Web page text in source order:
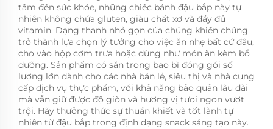
tâm đến sức khỏe, những chiếc bánh đậu bắp này tự
nhiên không chứa gluten, giàu chất xơ và đầy đủ
vitamin. Dạng thanh nhỏ gọn của chúng khiến chúng
trở thành lựa chọn lý tưởng cho việc ăn nhẹ bất cứ đâu,
cho vào hộp cơm trưa hoặc dùng như món ăn kèm bổ
dưỡng. Sản phẩm có sẵn trong bao bì đóng gói số
lượng lớn dành cho các nhà bán lẻ, siêu thị và nhà cung
cấp dịch vụ thực phẩm, với khả năng bảo quản lâu dài
mà vẫn giữ được độ giòn và hương vị tươi ngon vượt
trội. Hãy thưởng thức sự thuần khiết và tốt lành tự
nhiên từ đậu bắp trong định dạng snack sáng tạo này.